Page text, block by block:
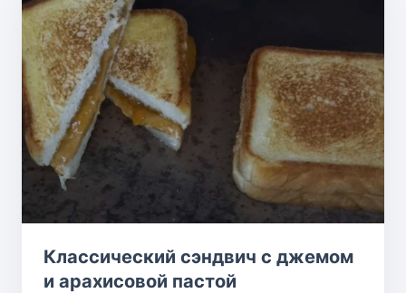
Классический сэндвич с джемом
и арахисовой пастой